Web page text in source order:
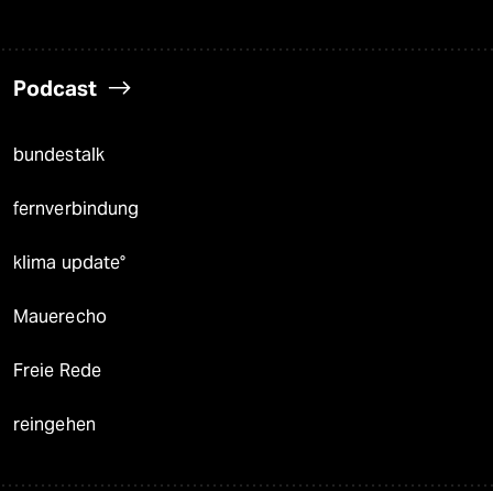
Podcast
bundestalk
fernverbindung
klima update°
Mauerecho
Freie Rede
reingehen